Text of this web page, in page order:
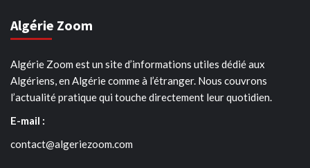
Algérie Zoom
Algérie Zoom est un site d’informations utiles dédié aux
Algériens, en Algérie comme à l’étranger. Nous couvrons
l’actualité pratique qui touche directement leur quotidien.
E-mail :
contact@algeriezoom.com